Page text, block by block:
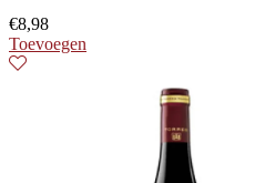
€8,98
Toevoegen